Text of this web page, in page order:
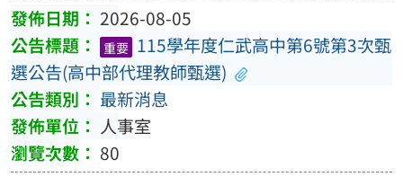
2026-08-05
重要 115學年度仁武高中第6號第3次甄
選公告(高中部代理教師甄選)
最新消息
人事室
80